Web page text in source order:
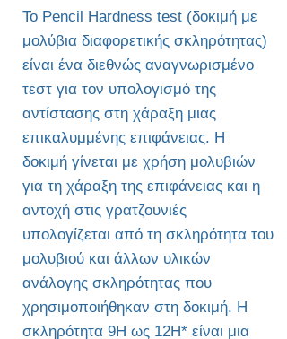
Το Pencil Hardness test (δοκιμή με
μολύβια διαφορετικής σκληρότητας)
είναι ένα διεθνώς αναγνωρισμένο
τεστ για τον υπολογισμό της
αντίστασης στη χάραξη μιας
επικαλυμμένης επιφάνειας. Η
δοκιμή γίνεται με χρήση μολυβιών
για τη χάραξη της επιφάνειας και η
αντοχή στις γρατζουνιές
υπολογίζεται από τη σκληρότητα του
μολυβιού και άλλων υλικών
ανάλογης σκληρότητας που
χρησιμοποιήθηκαν στη δοκιμή. Η
σκληρότητα 9H ως 12H* είναι μια